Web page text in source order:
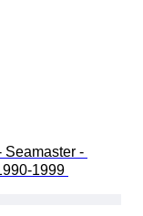
Seamaster -
1999